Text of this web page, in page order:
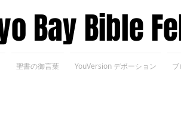
Bay Bible
聖書の御言葉 YouVersion デボーション